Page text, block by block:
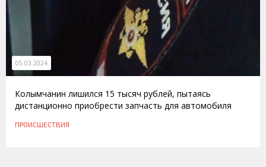
05.03.2024
Колымчанин лишился 15 тысяч рублей, пытаясь
дистанционно приобрести запчасть для автомобиля
ПРОИСШЕСТВИЯ